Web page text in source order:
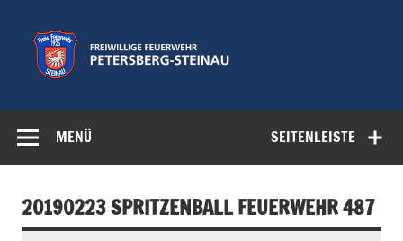
springen
Feuerwehr
Petersberg-
SEITENLEISTE
MENÜ
20190223 SPRITZENBALL FEUERWEHR 487